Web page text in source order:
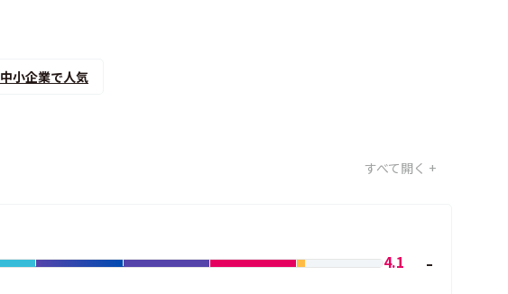
中小企業で人気
すべて開く +
4.1